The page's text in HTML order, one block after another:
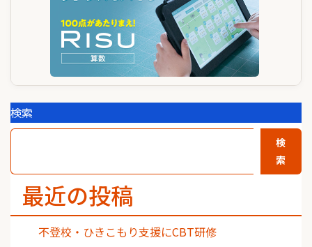
検索
検
索
最近の投稿
不登校・ひきこもり支援にCBT研修